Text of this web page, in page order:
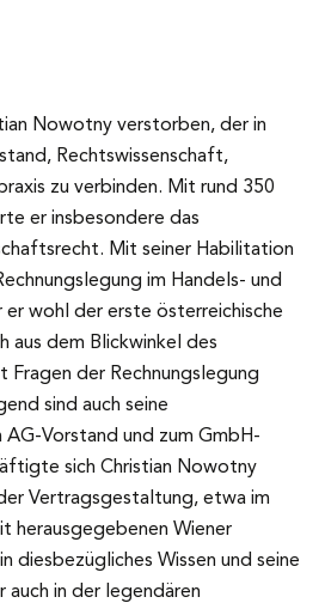
Nowotny verstorben, der in
Rechtswissenschaft,
zu verbinden. Mit rund 350
er insbesondere das
Mit seiner Habilitation
im Handels- und
wohl der erste österreichische
aus dem Blickwinkel des
Fragen der Rechnungslegung
sind auch seine
AG-Vorstand und zum GmbH-
sich Christian Nowotny
Vertragsgestaltung, etwa im
herausgegebenen Wiener
diesbezügliches Wissen und seine
in der legendären